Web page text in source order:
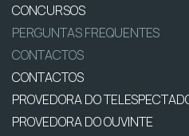
CONCURSOS
PERGUNTAS FREQUENTES
CONTACTOS
CONTACTOS
PROVEDORA DO
PROVEDORA DO OUVINTE